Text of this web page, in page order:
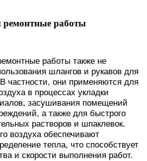
ремонтные работы
работы также не
шлангов и рукавов для
В частности, они применяются для
в процессах укладки
засушивания помещений
а также для быстрого
растворов и шпаклевок.
воздуха обеспечивают
тепла, что способствует
и скорости выполнения работ.